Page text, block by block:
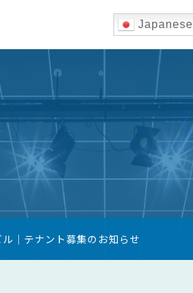
Japanese
｜テナント募集のお知らせ